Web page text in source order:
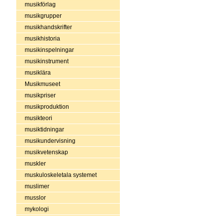
musikförlag
musikgrupper
musikhandskrifter
musikhistoria
musikinspelningar
musikinstrument
musiklära
Musikmuseet
musikpriser
musikproduktion
musikteori
musiktidningar
musikundervisning
musikvetenskap
muskler
muskuloskeletala systemet
muslimer
musslor
mykologi